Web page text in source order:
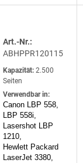
Art.-Nr.:
ABHPPR120115
Kapazität: 2.500
Seiten
Verwendbar in:
Canon LBP 558,
LBP 558i,
Lasershot LBP
1210,
Hewlett Packard
LaserJet 3380,